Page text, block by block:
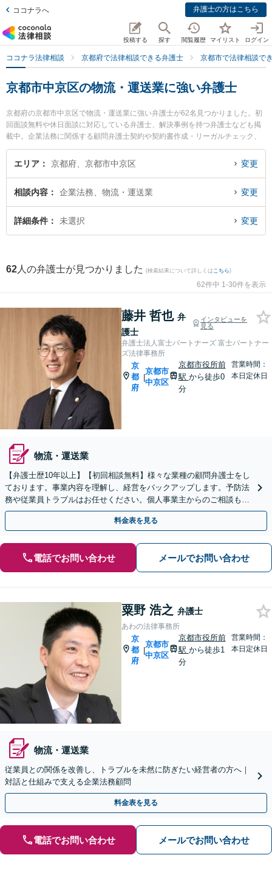
ココナラへ 弁護士の方はこちら
投稿する 探す 閲覧履歴 マイリスト ログイン
ココナラ法律相談 京都府で法律相談できる弁護士 京都市で法律相談で
京都市中京区の物流・運送業に強い弁護士
京都府の京都市中京区で物流・運送業に強い弁護士が62名見つかりました。初
回面談無料や休日面談に対応している弁護士、解決事例を持つ弁護士なども掲
載中。企業法務に関係する顧問弁護士契約や契約書作成・リーガルチェック、
雇用契約書・就業規則作成等の細かな分野での絞り込み検索もでき便利です。
特に弁護士法人富士パートナーズ 富士パートナーズ法律事務所の藤井 哲也弁護
都市中京区で土日や夜間に発生した物流・運送業のトラブルを今すぐに弁護士
に相談したい』『物流・運送業のトラブル解決の実績豊富な近くの弁護士を検
索したい』『初回相談無料で物流・運送業を法律相談できる京都市中京区内の
エリア 京都府、京都市中京区 変更
相談内容 企業法務、物流・運送業 変更
詳細条件 未選択 変更
62 人の弁護士が見つかりました (検索結果について詳しくは こちら)
62件中 1-30件を表示
藤井 哲也 弁
護士
インタビューを
見る
弁護士法人富士パートナーズ 富士パートナー
ズ法律事務所
京
都
府
|
京都市
中京区
京都市役所前
駅 から徒歩0
分
営業時間：
本日定休日
物流・運送業
【弁護士歴10年以上】【初回相談無料】様々な業種の顧問弁護士をし
ております。事業内容を理解し、経営をバックアップします。予防法
務や従業員トラブルはお任せください。個人事業主からのご相談も可
【休日・夜間相談可】【京都市役所前駅5分】
料金表を見る
電話でお問い合わせ メールでお問い合わせ
粟野 浩之 弁護士
あわの法律事務所
京
都
府
|
京都市
中京区
京都市役所前
駅 から徒歩1
分
営業時間：
本日定休日
物流・運送業
従業員との関係を改善し、トラブルを未然に防ぎたい経営者の方へ｜
対話と仕組みで支える企業法務顧問
料金表を見る
電話でお問い合わせ メールでお問い合わせ